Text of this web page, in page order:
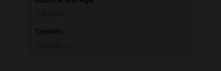
3-4 Días
Monofasico